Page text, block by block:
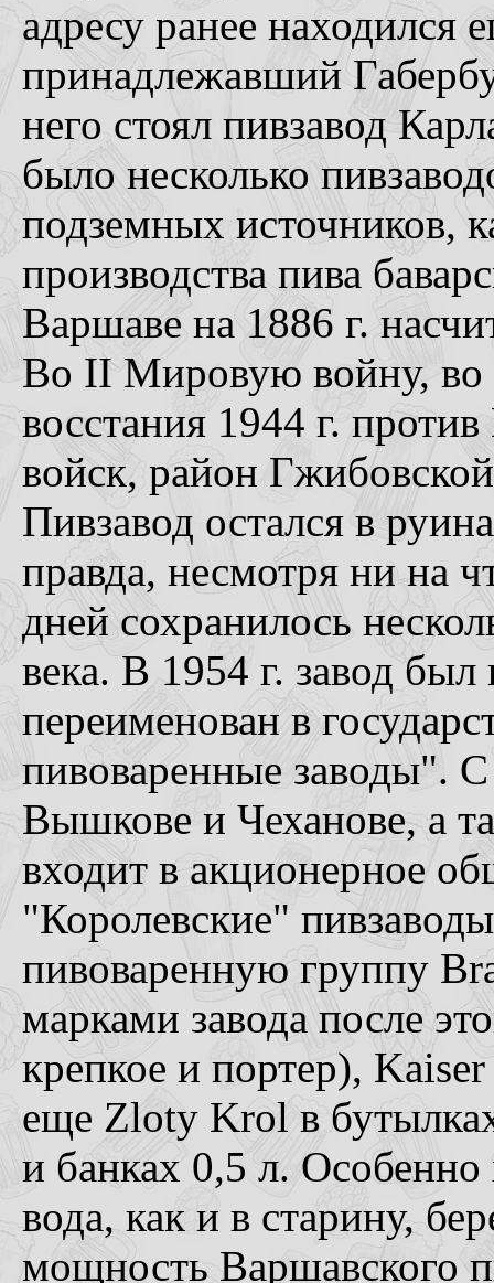
адресу ранее находился
принадлежавший
него стоял пивзавод
было несколько
подземных источников,
производства пива
Варшаве на 1886 г.
Во II Мировую войну, во
восстания 1944 г.
войск, район
Пивзавод остался в
правда, несмотря ни на
дней сохранилось
века. В 1954 г. завод
переименован в
пивоваренные заводы". С
Вышкове и Чеханове, а
входит в акционерное
"Королевские"
пивоваренную группу
марками завода после
крепкое и портер),
еще Zloty Krol в
и банках 0,5 л.
вода, как и в старину,
мощность Варшавского